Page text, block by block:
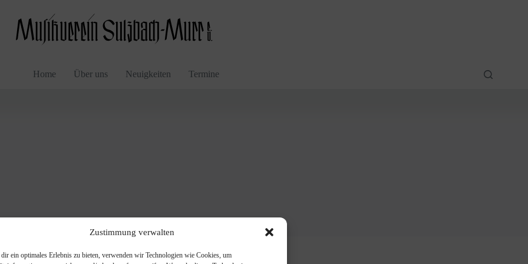
Zustimmung verwalten
ein optimales Erlebnis zu bieten, verwenden wir Technologien wie Cookies, um
Home Über uns Neuigkeiten Termine